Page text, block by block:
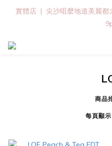
實體店  |  尖沙咀麼地道美麗
商品
每頁顯